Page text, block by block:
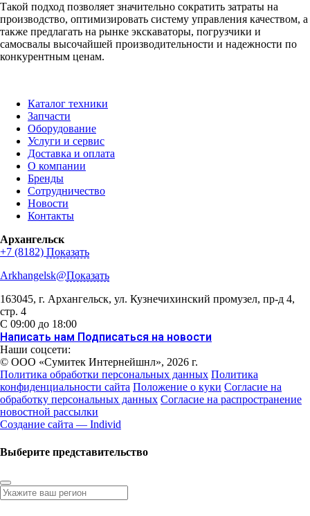
Такой подход позволяет значительно сократить затраты на
производство, оптимизировать систему управления качеством, а
также предлагать на рынке экскаваторы, погрузчики и
самосвалы высочайшей производительности и надежности по
конкурентным ценам.
Каталог техники
Запчасти
Оборудование
Услуги и сервис
Доставка и оплата
О компании
Бренды
Сотрудничество
Новости
Контакты
Архангельск
+7 (8182) Показать
Arkhangelsk@Показать
163045, г. Архангельск, ул. Кузнечихинский промузел, пр-д 4,
стр. 4
С 09:00 до 18:00
Написать нам Подписаться на новости
Наши соцсети:
© ООО «Сумитек Интернейшнл», 2026 г.
Политика обработки персональных данных Политика
конфиденциальности сайта Положение о куки Согласие на
обработку персональных данных Согласие на распространение
новостной рассылки
Создание сайта — Individ
Выберите представительство